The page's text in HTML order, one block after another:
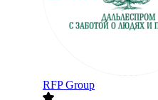
RFP Group